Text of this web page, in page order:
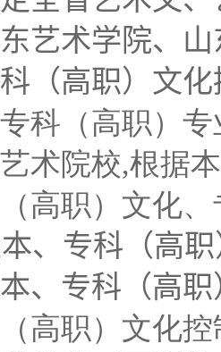
艺术学院、
（高职）文
科（高职）
术院校,根据
高职）文化
、专科（高职
、专科（高
高职）文化